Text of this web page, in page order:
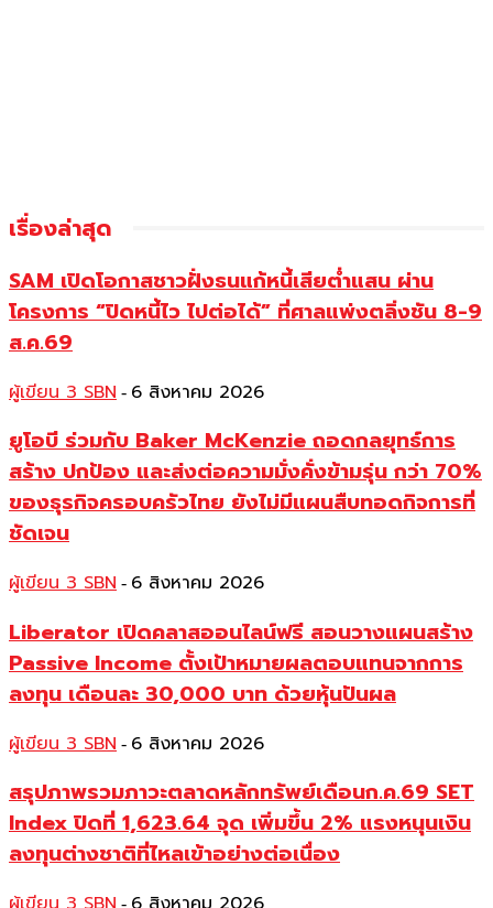
เรื่องล่าสุด
SAM เปิดโอกาสชาวฝั่งธนแก้หนี้เสียต่ำแสน ผ่าน
โครงการ “ปิดหนี้ไว ไปต่อได้” ที่ศาลแพ่งตลิ่งชัน 8-9
ส.ค.69
ผู้เขียน 3 SBN - 6 สิงหาคม 2026
ยูโอบี ร่วมกับ Baker McKenzie ถอดกลยุทธ์การ
สร้าง ปกป้อง และส่งต่อความมั่งคั่งข้ามรุ่น กว่า 70%
ของธุรกิจครอบครัวไทย ยังไม่มีแผนสืบทอดกิจการที่
ชัดเจน
ผู้เขียน 3 SBN - 6 สิงหาคม 2026
Liberator เปิดคลาสออนไลน์ฟรี สอนวางแผนสร้าง
Passive Income ตั้งเป้าหมายผลตอบแทนจากการ
ลงทุน เดือนละ 30,000 บาท ด้วยหุ้นปันผล
ผู้เขียน 3 SBN - 6 สิงหาคม 2026
สรุปภาพรวมภาวะตลาดหลักทรัพย์เดือนก.ค.69 SET
Index ปิดที่ 1,623.64 จุด เพิ่มขึ้น 2% แรงหนุนเงิน
ลงทุนต่างชาติที่ไหลเข้าอย่างต่อเนื่อง
-